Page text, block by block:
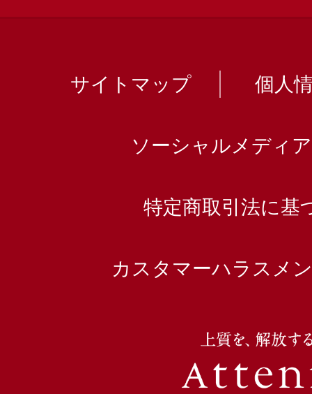
サイトマップ 個人
ソーシャルメディ
特定商取引法に基
カスタマーハラスメ